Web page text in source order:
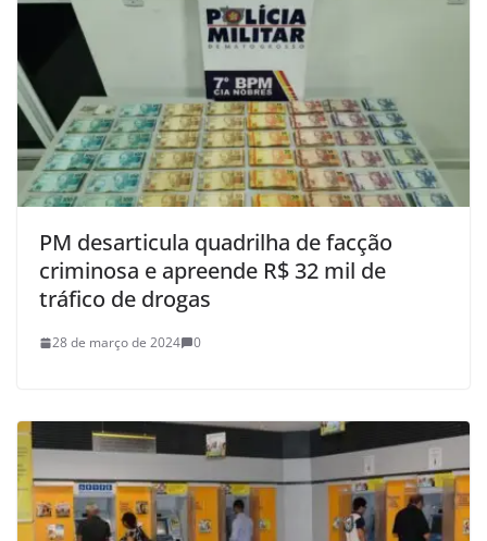
PM desarticula quadrilha de facção
criminosa e apreende R$ 32 mil de
tráfico de drogas
28 de março de 2024 0